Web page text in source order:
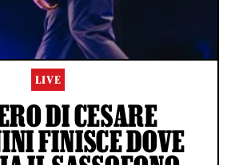
LIVE
DI CESARE
FINISCE DOVE